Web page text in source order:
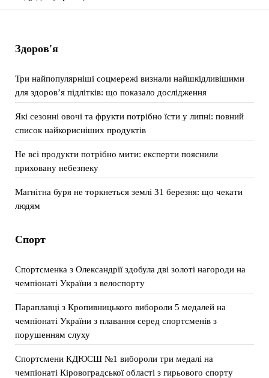
Здоров'я
Три найпопулярніші соцмережі визнали найшкідливішими
для здоров’я підлітків: що показало дослідження
Які сезонні овочі та фрукти потрібно їсти у липні: повний
список найкорисніших продуктів
Не всі продукти потрібно мити: експерти пояснили
приховану небезпеку
Магнітна буря не торкнеться землі 31 березня: що чекати
людям
Спорт
Спортсменка з Олександрії здобула дві золоті нагороди на
чемпіонаті України з велоспорту
Параплавці з Кропивницького вибороли 5 медалей на
чемпіонаті України з плавання серед спортсменів з
порушенням слуху
Спортсмени КДЮСШ №1 вибороли три медалі на
чемпіонаті Кіровоградської області з гирьового спорту